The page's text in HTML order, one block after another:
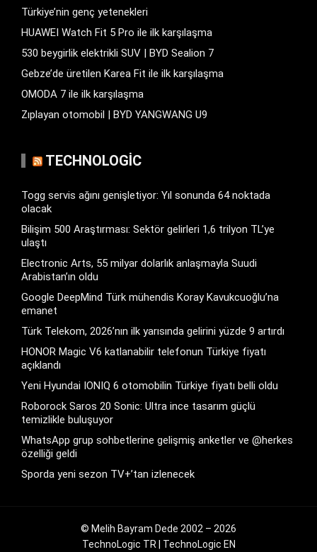
Türkiye’nin genç yetenekleri
HUAWEI Watch Fit 5 Pro ile ilk karşılaşma
530 beygirlik elektrikli SUV | BYD Sealion 7
Gebze’de üretilen Karea Fit ile ilk karşılaşma
OMODA 7 ile ilk karşılaşma
Zıplayan otomobil | BYD YANGWANG U9
TECHNOLOGIC
Togg servis ağını genişletiyor: Yıl sonunda 64 noktada
olacak
Bilişim 500 Araştırması: Sektör gelirleri 1,6 trilyon TL’ye
ulaştı
Electronic Arts, 55 milyar dolarlık anlaşmayla Suudi
Arabistan’ın oldu
Google DeepMind Türk mühendis Koray Kavukcuoğlu’na
emanet
Türk Telekom, 2026’nın ilk yarısında gelirini yüzde 9 artırdı
HONOR Magic V6 katlanabilir telefonun Türkiye fiyatı
açıklandı
Yeni Hyundai IONIQ 6 otomobilin Türkiye fiyatı belli oldu
Roborock Saros 20 Sonic: Ultra ince tasarım güçlü
temizlikle buluşuyor
WhatsApp grup sohbetlerine gelişmiş anketler ve @herkes
özelliği geldi
Sporda yeni sezon TV+’tan izlenecek
© Melih Bayram Dede 2002 – 2026
TechnoLogic TR | TechnoLogic EN